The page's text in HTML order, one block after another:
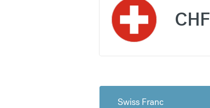
CHF
Swiss Franc